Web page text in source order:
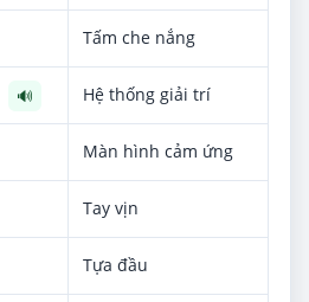
Tấm che nắng
🔊 Hệ thống giải trí
Màn hình cảm ứng
Tay vịn
Tựa đầu